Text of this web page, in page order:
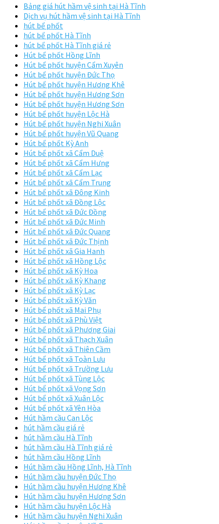
Bảng giá hút hầm vệ sinh tại Hà Tĩnh
Dịch vụ hút hầm vệ sinh tại Hà Tĩnh
hút bể phốt
hút bể phốt Hà Tĩnh
hút bể phốt Hà Tĩnh giá rẻ
Hút bể phốt Hồng Lĩnh
Hút bể phốt huyện Cẩm Xuyên
Hút bể phốt huyện Đức Thọ
Hút bể phốt huyện Hương Khê
Hút bể phốt huyện Hương Sơn
Hút bể phốt huyện Hương Sơn
Hút bể phốt huyện Lộc Hà
Hút bể phốt huyện Nghi Xuân
Hút bể phốt huyện Vũ Quang
Hút bể phốt Kỳ Anh
Hút bể phốt xã Cẩm Duệ
Hút bể phốt xã Cẩm Hưng
Hút bể phốt xã Cẩm Lạc
Hút bể phốt xã Cẩm Trung
Hút bể phốt xã Đông Kinh
Hút bể phốt xã Đồng Lộc
Hút bể phốt xã Đức Đồng
Hút bể phốt xã Đức Minh
Hút bể phốt xã Đức Quang
Hút bể phốt xã Đức Thịnh
Hút bể phốt xã Gia Hanh
Hút bể phốt xã Hồng Lộc
Hút bể phốt xã Kỳ Hoa
Hút bể phốt xã Kỳ Khang
Hút bể phốt xã Kỳ Lạc
Hút bể phốt xã Kỳ Văn
Hút bể phốt xã Mai Phụ
Hút bể phốt xã Phù Việt
Hút bể phốt xã Phương Giai
Hút bể phốt xã Thạch Xuân
Hút bể phốt xã Thiên Cầm
Hút bể phốt xã Toàn Lưu
Hút bể phốt xã Trường Lưu
Hút bể phốt xã Tùng Lộc
Hút bể phốt xã Vọng Sơn
Hút bể phốt xã Xuân Lộc
Hút bể phốt xã Yên Hòa
Hút hầm cầu Can Lộc
hút hầm cầu giá rẻ
hút hầm cầu Hà Tĩnh
hút hầm cầu Hà Tĩnh giá rẻ
hút hầm cầu Hồng Lĩnh
Hút hầm cầu Hồng Lĩnh, Hà Tĩnh
Hút hầm cầu huyện Đức Thọ
Hút hầm cầu huyện Hương Khê
Hút hầm cầu huyện Hương Sơn
Hút hầm cầu huyện Lộc Hà
Hút hầm cầu huyện Nghi Xuân